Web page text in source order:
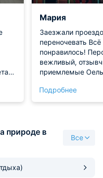
и
Мария
Заезжали
переночевать Всё очень
понравилось!
вежливый,
приемлемые Оель уютный,
на 10 звёзд ооочень вкусно,
Отель
Спасибо за ваше
Подробнее
природе в
Все